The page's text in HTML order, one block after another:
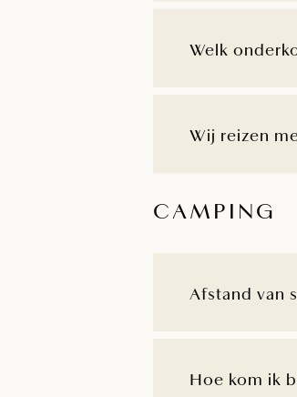
Welk
Wij reizen
CAMPING
Afstand van
Hoe kom ik